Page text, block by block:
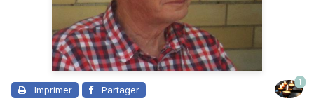
Imprimer Partager
1